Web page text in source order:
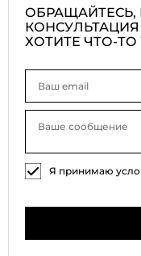
ХОТИТЕ ЧТО-ТО
Я принимаю